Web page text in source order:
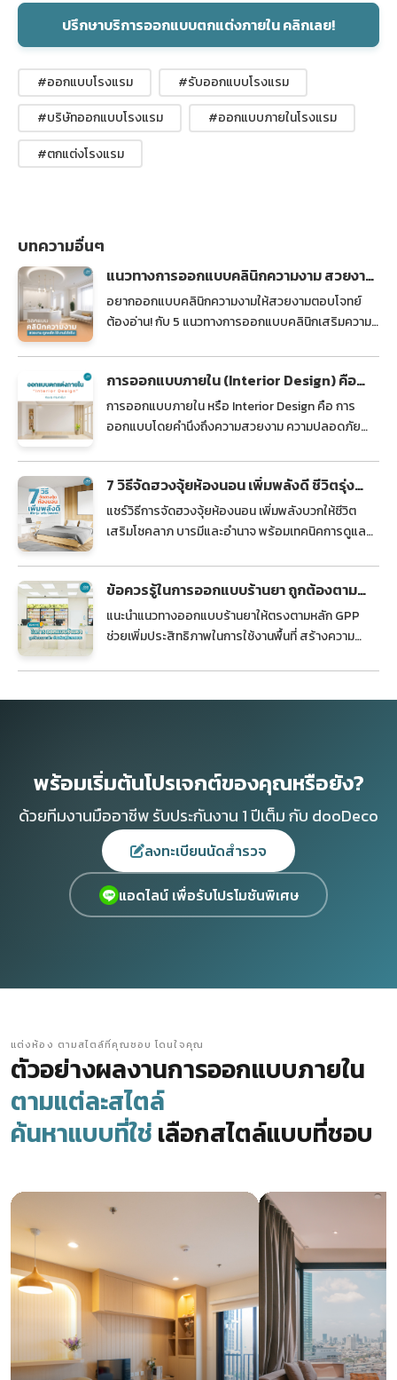
ปรึกษาบริการออกแบบตกแต่งภายใน คลิกเลย!
#ออกแบบโรงแรม
#รับออกแบบโรงแรม
#บริษัทออกแบบโรงแรม
#ออกแบบภายในโรงแรม
#ตกแต่งโรงแรม
บทความอื่นๆ
แนวทางการออกแบบคลินิกความงาม สวยงาม
ถูกหลัก ใช้งานได้จริง
อยากออกแบบคลินิกความงามให้สวยงามตอบโจทย์
ต้องอ่าน! กับ 5 แนวทางการออกแบบคลินิกเสริมความ
ต่าง ๆ
การออกแบบภายใน (Interior Design) คือ
อะไร ทำไมจำเป็น?
การออกแบบภายใน หรือ Interior Design คือ การ
ออกแบบโดยคำนึงถึงความสวยงาม ความปลอดภัย
7 วิธีจัดฮวงจุ้ยห้องนอน เพิ่มพลังดี ชีวิตรุ่ง
เสริมโชคลาภ
แชร์วิธีการจัดฮวงจุ้ยห้องนอน เพิ่มพลังบวกให้ชีวิต
เสริมโชคลาภ บารมีและอำนาจ พร้อมเทคนิคการดูแล
ข้อควรรู้ในการออกแบบร้านยา ถูกต้องตาม
หลัก ช่วยส่งเสริมการขาย
แนะนำแนวทางออกแบบร้านยาให้ตรงตามหลัก GPP
ช่วยเพิ่มประสิทธิภาพในการใช้งานพื้นที่ สร้างความ
พร้อมเริ่มต้นโปรเจกต์ของคุณหรือยัง?
ด้วยทีมงานมืออาชีพ รับประกันงาน 1 ปีเต็ม กับ dooDeco
ลงทะเบียนนัดสำรวจ
แอดไลน์ เพื่อรับโปรโมชันพิเศษ
แต่งห้อง ตามสไตล์ที่คุณชอบ โดนใจคุณ
ตัวอย่างผลงานการออกแบบภายใน
ตามแต่ละสไตล์
ค้นหาแบบที่ใช่เลือกสไตล์แบบที่ชอบ